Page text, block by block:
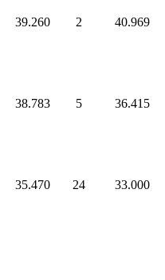
39.260 2 40.969
38.783 5 36.415
35.470 24 33.000